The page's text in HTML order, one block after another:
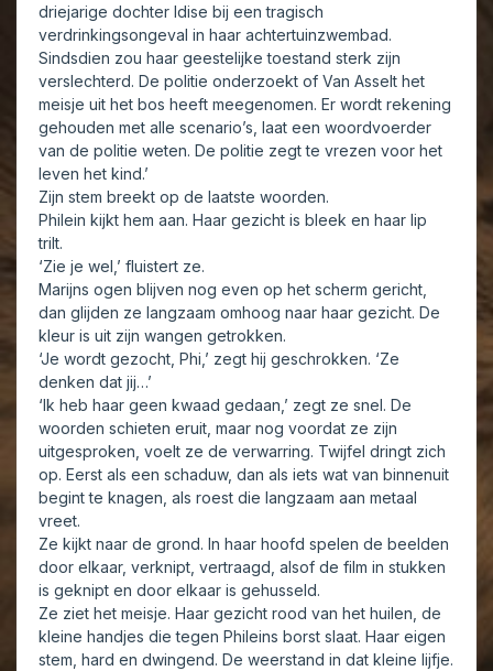
driejarige dochter Idise bij een tragisch
verdrinkingsongeval in haar achtertuinzwembad.
Sindsdien zou haar geestelijke toestand sterk zijn
verslechterd. De politie onderzoekt of Van Asselt het
meisje uit het bos heeft meegenomen. Er wordt rekening
gehouden met alle scenario’s, laat een woordvoerder
van de politie weten. De politie zegt te vrezen voor het
leven het kind.’
Zijn stem breekt op de laatste woorden.
Philein kijkt hem aan. Haar gezicht is bleek en haar lip
trilt.
‘Zie je wel,’ fluistert ze.
Marijns ogen blijven nog even op het scherm gericht,
dan glijden ze langzaam omhoog naar haar gezicht. De
kleur is uit zijn wangen getrokken.
‘Je wordt gezocht, Phi,’ zegt hij geschrokken. ‘Ze
denken dat jij…’
‘Ik heb haar geen kwaad gedaan,’ zegt ze snel. De
woorden schieten eruit, maar nog voordat ze zijn
uitgesproken, voelt ze de verwarring. Twijfel dringt zich
op. Eerst als een schaduw, dan als iets wat van binnenuit
begint te knagen, als roest die langzaam aan metaal
vreet.
Ze kijkt naar de grond. In haar hoofd spelen de beelden
door elkaar, verknipt, vertraagd, alsof de film in stukken
is geknipt en door elkaar is gehusseld.
Ze ziet het meisje. Haar gezicht rood van het huilen, de
kleine handjes die tegen Phileins borst slaat. Haar eigen
stem, hard en dwingend. De weerstand in dat kleine lijfje.